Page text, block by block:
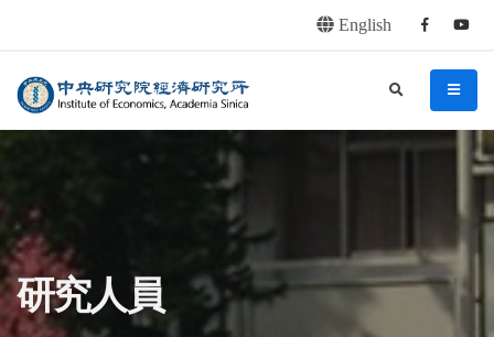
English Facebook
中央研究院經濟研究所 menu
search
研究人員